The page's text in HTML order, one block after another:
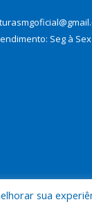
Seg à Sex
sua